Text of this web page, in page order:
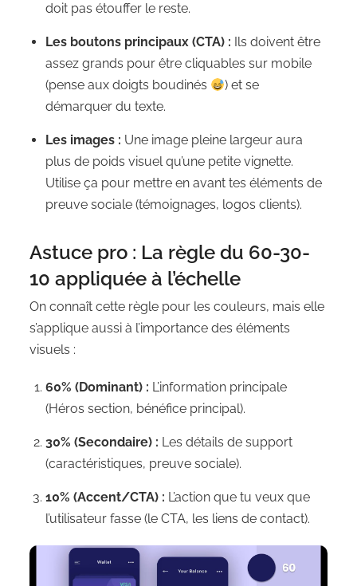
doit pas étouffer le reste.
Les boutons principaux (CTA) : Ils doivent être
assez grands pour être cliquables sur mobile
(pense aux doigts boudinés
) et se
démarquer du texte.
Les images : Une image pleine largeur aura
plus de poids visuel qu’une petite vignette.
Utilise ça pour mettre en avant tes éléments de
preuve sociale (témoignages, logos clients).
Astuce pro : La règle du 60-30-
10 appliquée à l’échelle
On connaît cette règle pour les couleurs, mais elle
s’applique aussi à l’importance des éléments
visuels :
60% (Dominant) : L’information principale
(Héros section, bénéfice principal).
30% (Secondaire) : Les détails de support
(caractéristiques, preuve sociale).
10% (Accent/CTA) : L’action que tu veux que
l’utilisateur fasse (le CTA, les liens de contact).